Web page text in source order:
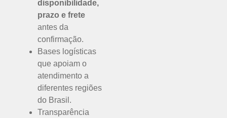
disponibilidade,
prazo e frete
antes da
confirmação.
Bases logísticas
que apoiam o
atendimento a
diferentes regiões
do Brasil.
Transparência